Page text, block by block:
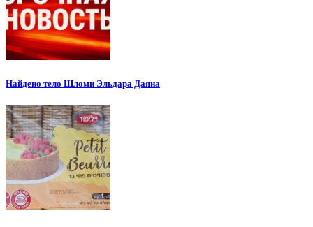
Найдено тело Шломи Эльдара Даяна